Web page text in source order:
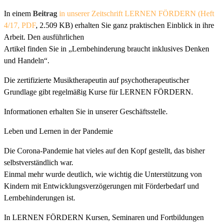
In einem Beitrag in unserer Zeitschrift LERNEN FÖRDERN (Heft
4/17, PDF, 2.509 KB) erhalten Sie ganz praktischen Einblick in ihre
Arbeit. Den ausführlichen
Artikel finden Sie in „Lernbehinderung braucht inklusives Denken
und Handeln“.
Die zertifizierte Musiktherapeutin auf psychotherapeutischer
Grundlage gibt regelmäßig Kurse für LERNEN FÖRDERN.
Informationen erhalten Sie in unserer Geschäftsstelle.
Leben und Lernen in der Pandemie
Die Corona-Pandemie hat vieles auf den Kopf gestellt, das bisher
selbstverständlich war.
Einmal mehr wurde deutlich, wie wichtig die Unterstützung von
Kindern mit Entwicklungsverzögerungen mit Förderbedarf und
Lernbehinderungen ist.
In LERNEN FÖRDERN Kursen, Seminaren und Fortbildungen